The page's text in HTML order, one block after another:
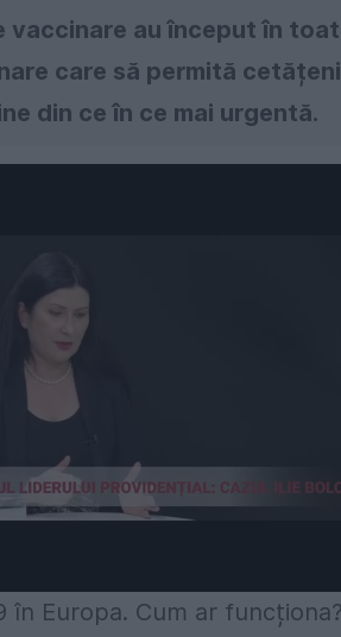
au început în
care să permită
din ce în ce mai urgentă.
în Europa. Cum ar